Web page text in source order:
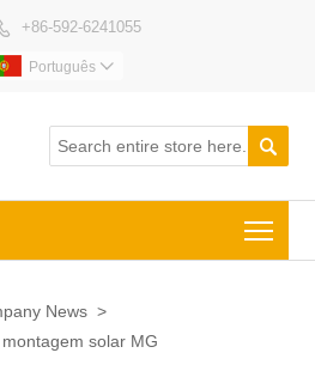
+86-592-6241055
Português 

News >
solar MG